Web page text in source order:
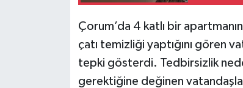
Çorum’da 4 katlı bir
çatı temizliği yaptığını gören
tepki gösterdi. Tedbirsizlik
gerektiğine değinen